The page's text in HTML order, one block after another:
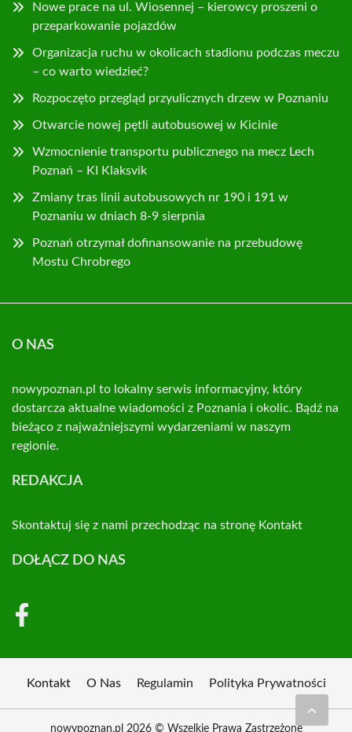
Nowe prace na ul. Wiosennej – kierowcy proszeni o
przeparkowanie pojazdów
Organizacja ruchu w okolicach stadionu podczas meczu
– co warto wiedzieć?
Rozpoczęto przegląd przyulicznych drzew w Poznaniu
Otwarcie nowej pętli autobusowej w Kicinie
Wzmocnienie transportu publicznego na mecz Lech
Poznań – KI Klaksvik
Zmiany tras linii autobusowych nr 190 i 191 w
Poznaniu w dniach 8-9 sierpnia
Poznań otrzymał dofinansowanie na przebudowę
Mostu Chrobrego
O NAS
nowypoznan.pl to lokalny serwis informacyjny, który
dostarcza aktualne wiadomości z Poznania i okolic. Bądź na
bieżąco z najważniejszymi wydarzeniami w naszym
regionie.
REDAKCJA
Skontaktuj się z nami przechodząc na stronę Kontakt
DOŁĄCZ DO NAS
Kontakt O Nas Regulamin Polityka Prywatności
nowypoznan.pl 2026 © Wszelkie Prawa Zastrzeżone